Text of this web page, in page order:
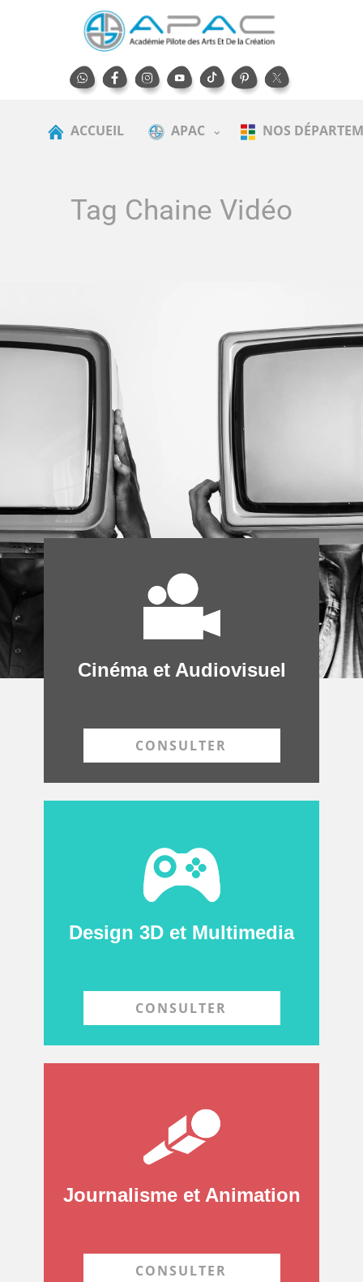
ACCUEIL APAC NOS
Tag Chaine Vidéo
Cinéma et Audiovisuel
CONSULTER
Design 3D et Multimedia
CONSULTER
Journalisme et Animation
CONSULTER